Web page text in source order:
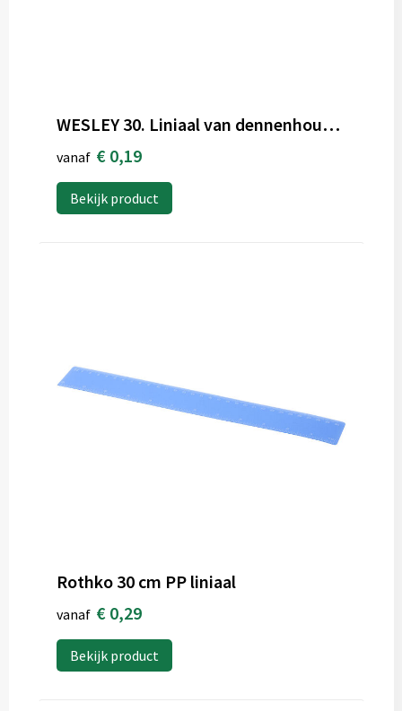
WESLEY 30. Liniaal van dennenhout met schaal van 30 cm
vanaf € 0,19
Bekijk product
Rothko 30 cm PP liniaal
vanaf € 0,29
Bekijk product